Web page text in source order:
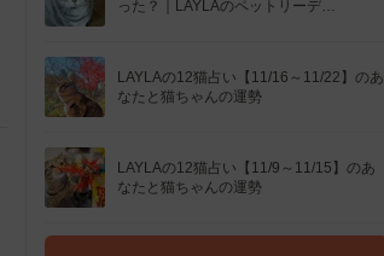
った？｜LAYLAのペットリーデ…
LAYLAの12猫占い【11/16～11/22】のあ
なたと猫ちゃんの運勢
LAYLAの12猫占い【11/9～11/15】のあ
なたと猫ちゃんの運勢